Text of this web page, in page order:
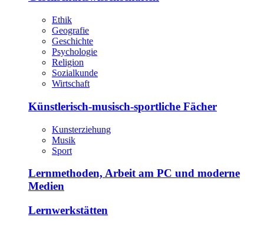
Ethik
Geografie
Geschichte
Psychologie
Religion
Sozialkunde
Wirtschaft
Künstlerisch-musisch-sportliche Fächer
Kunsterziehung
Musik
Sport
Lernmethoden, Arbeit am PC und moderne
Medien
Lernwerkstätten